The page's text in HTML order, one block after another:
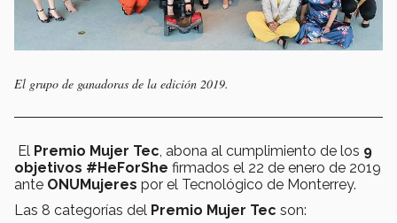
El grupo de ganadoras de la edición 2019.
El Premio Mujer Tec, abona al cumplimiento de los 9
objetivos #HeForShe firmados el 22 de enero de 2019
ante ONUMujeres por el Tecnológico de Monterrey.
Las 8 categorías del Premio Mujer Tec son: